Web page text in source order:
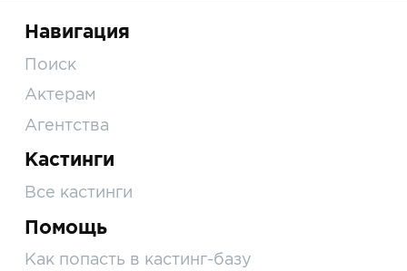
Навигация
Поиск
Актерам
Агентства
Кастинги
Все кастинги
Помощь
Как попасть в кастинг-базу